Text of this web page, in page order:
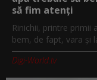
să fim atenți
Rinichii, printre primii
bem, de fapt, vara și
Digi-World.tv